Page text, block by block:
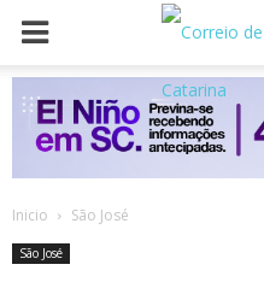
Inicio São José
São José